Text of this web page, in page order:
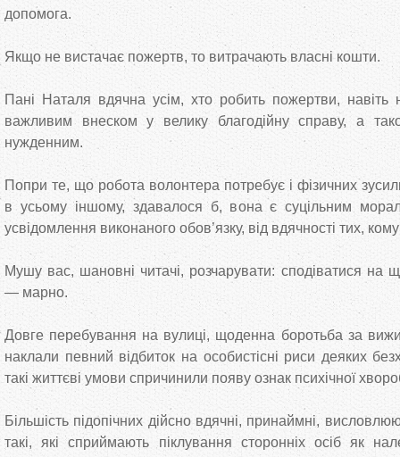
допомога.
Якщо не вистачає пожертв, то витрачають власні кошти.
Пані Наталя вдячна усім, хто робить пожертви, навіть
важливим внеском у велику благодійну справу, а
нужденним.
Попри те, що робота волонтера потребує і фізичних
в усьому іншому, здавалося б, вона є суцільним
усвідомлення виконаного обов’язку, від вдячності тих,
Мушу вас, шановні читачі, розчарувати: сподіватися на
— марно.
Довге перебування на вулиці, щоденна боротьба за
наклали певний відбиток на особистісні риси деяких
такі життєві умови спричинили появу ознак психічної
Більшість підопічних дійсно вдячні, принаймні,
такі, які сприймають піклування сторонніх осіб як